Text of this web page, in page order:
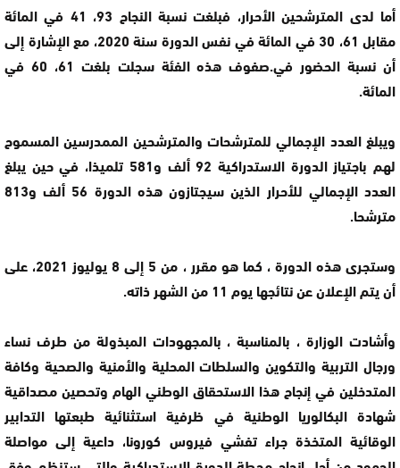
أما لدى المترشحين الأحرار، فبلغت نسبة النجاح 93، 41 في المائة
مقابل 61، 30 في المائة في نفس الدورة سنة 2020، مع الإشارة إلى
أن نسبة الحضور في.صفوف هذه الفئة سجلت بلغت 61، 60 في
المائة.
ويبلغ العدد الإجمالي للمترشحات والمترشحين الممدرسين المسموح
لهم باجتياز الدورة الاستدراكية 92 ألف و581 تلميذا، في حين يبلغ
العدد الإجمالي للأحرار الذين سيجتازون هذه الدورة 56 ألف و813
مترشحا.
وستجرى هذه الدورة ، كما هو مقرر ، من 5 إلى 8 يوليوز 2021، على
أن يتم الإعلان عن نتائجها يوم 11 من الشهر ذاته.
وأشادت الوزارة ، بالمناسبة ، بالمجهودات المبذولة من طرف نساء
ورجال التربية والتكوين والسلطات المحلية والأمنية والصحية وكافة
المتدخلين في إنجاح هذا الاستحقاق الوطني الهام وتحصين مصداقية
شهادة البكالوريا الوطنية في ظرفية استثنائية طبعتها التدابير
الوقائية المتخذة جراء تفشي فيروس كورونا، داعية إلى مواصلة